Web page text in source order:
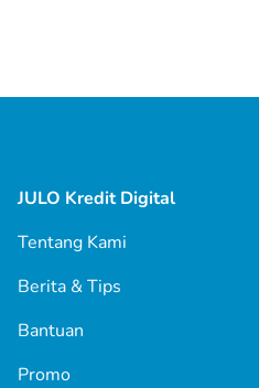
JULO Kredit Digital
Tentang Kami
Berita & Tips
Bantuan
Promo